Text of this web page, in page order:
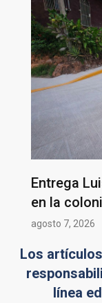
Entrega
en la
agosto 7, 2026
Los
línea